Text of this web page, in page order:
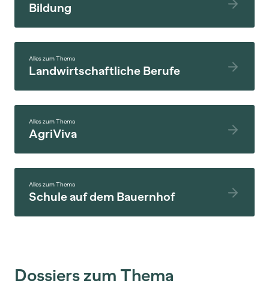
Bildung
Landwirtschaftliche Berufe
Alles zum Thema
AgriViva
Alles zum Thema
Schule auf dem Bauernhof
Alles zum Thema
Dossiers zum Thema